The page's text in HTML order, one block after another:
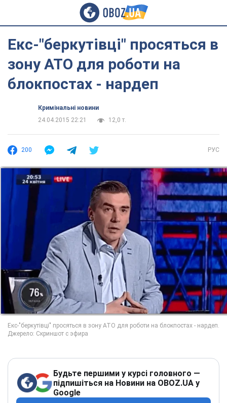
Екс-"беркутівці" просяться в
зону АТО для роботи на
блокпостах - нардеп
Кримінальні новини
24.04.2015 22:21
12,0 т.
200 РУС
Будьте першими у курсі головного —
підпишіться на Новини на OBOZ.UA у
Google